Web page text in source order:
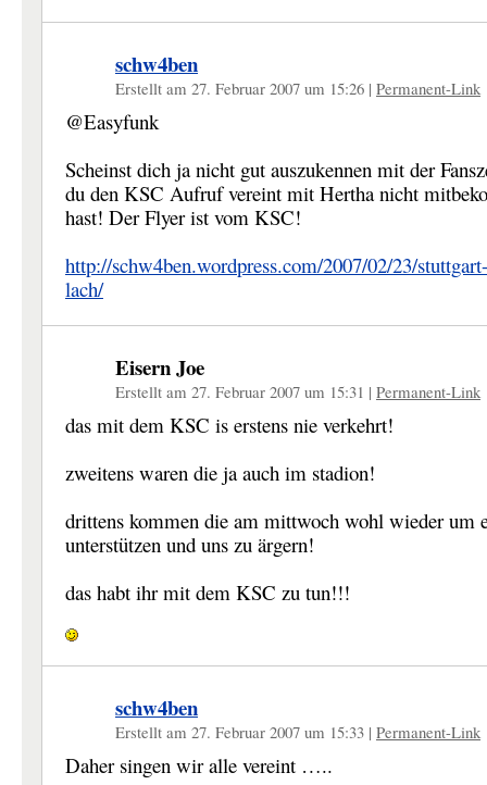
schw4ben
Erstellt am 27. Februar 2007 um 15:26 | Permanent-Link
@Easyfunk
Scheinst dich ja nicht gut auszukennen mit der
du den KSC Aufruf vereint mit Hertha nicht
hast! Der Flyer ist vom KSC!
http://schw4ben.wordpress.com/2007/02/23/
lach/
Eisern Joe
Erstellt am 27. Februar 2007 um 15:31 | Permanent-Link
das mit dem KSC is erstens nie verkehrt!
zweitens waren die ja auch im stadion!
drittens kommen die am mittwoch wohl wieder um
unterstützen und uns zu ärgern!
das habt ihr mit dem KSC zu tun!!!
schw4ben
Erstellt am 27. Februar 2007 um 15:33 | Permanent-Link
Daher singen wir alle vereint …..